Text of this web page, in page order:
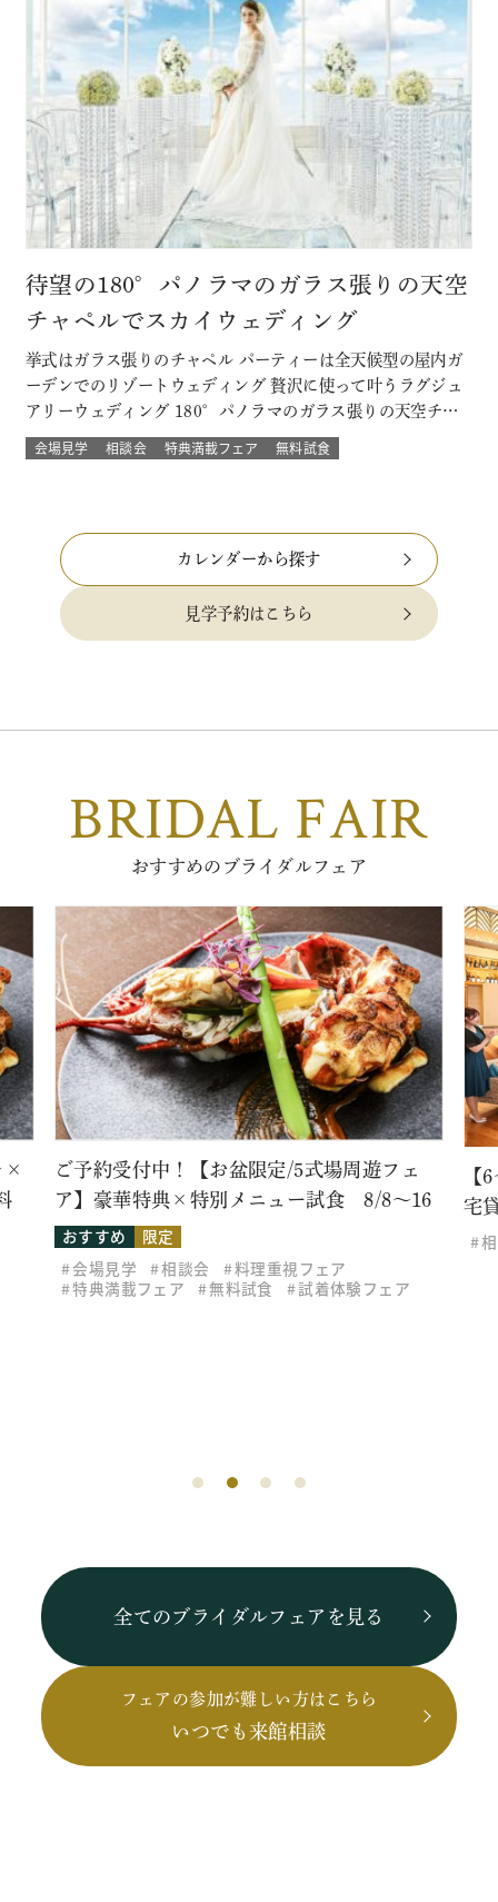
待望の180°パノラマのガラス張りの天空
チャペルでスカイウェディング
挙式はガラス張りのチャペル パーティーは全天候型の屋内ガ
ーデンでのリゾートウェディング 贅沢に使って叶うラグジュ
アリーウェディング 180°パノラマのガラス張りの天空チャ
ペルでは 流れる雲や透き通る青空に包まれ まるで空の上で
挙げる結婚式 組数限定！でご提供！ このフェアに含まれるコ
会場見学 相談会 特典満載フェア 無料試食
カレンダーから探す
見学予約はこちら
BRIDAL FAIR
おすすめのブライダルフェア
×
ご予約受付中！【お盆限定/5式場周遊フェ
ア】豪華特典×特別メニュー試食 8/8～16
おすすめ
限定
会場見学
相談会
料理重視フェア
特典満載フェア
無料試食 試着体験フェア
【
宅
全てのブライダルフェアを見る
フェアの参加が難しい方はこちら
いつでも来館相談